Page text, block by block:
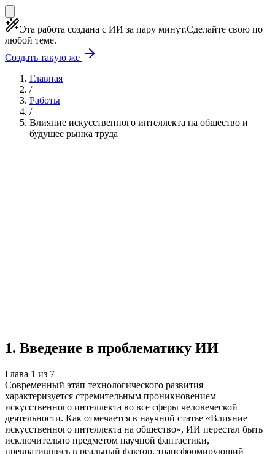
Эта работа создана с ИИ за пару минут.Сделайте свою по
любой теме.
Создать такую же
Главная
/
Работы
/
Влияние искусственного интеллекта на общество и
будущее рынка труда
1. Введение в проблематику ИИ
Глава 1 из 7
Современный этап технологического развития
характеризуется стремительным проникновением
искусственного интеллекта во все сферы человеческой
деятельности. Как отмечается в научной статье «Влияние
искусственного интеллекта на общество», ИИ перестал быть
исключительно предметом научной фантастики,
превратившись в реальный фактор, трансформирующий